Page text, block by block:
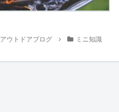
アウトドアブログ ミニ知識